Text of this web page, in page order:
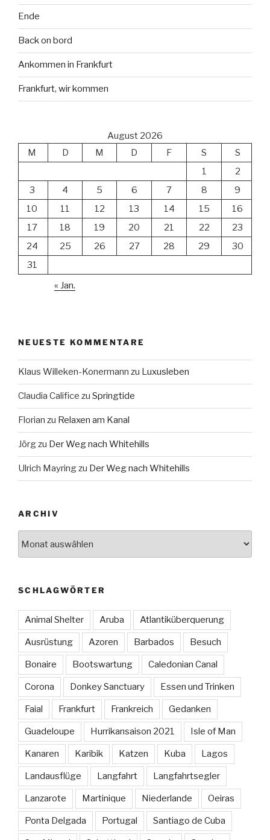
Ende
Back on bord
Ankommen in Frankfurt
Frankfurt, wir kommen
August 2026
M
D M D F S
S
1
2
3
4 5 6 7 8
9
10
11 12 13 14 15
16
17
18 19 20 21 22
23
24
25 26 27 28 29
30
31
« Jan.
NEUESTE KOMMENTARE
Klaus Willeken-Konermann zu Luxusleben
Claudia Califice zu Springtide
Florian zu Relaxen am Kanal
Jörgzu Der Weg nach Whitehills
Ulrich Mayringzu Der Weg nach Whitehills
ARCHIV
SCHLAGWÖRTER
Animal Shelter Aruba Atlantiküberquerung
Ausrüstung Azoren Barbados Besuch
Bonaire Bootswartung Caledonian Canal
Corona Donkey Sanctuary Essen und Trinken
Faial Frankfurt Frankreich Gedanken
Guadeloupe Hurrikansaison 2021 Isle of Man
Kanaren Karibik Katzen Kuba Lagos
Landausflüge Langfahrt Langfahrtsegler
Lanzarote Martinique Niederlande Oeiras
Ponta Delgada Portugal Santiago de Cuba